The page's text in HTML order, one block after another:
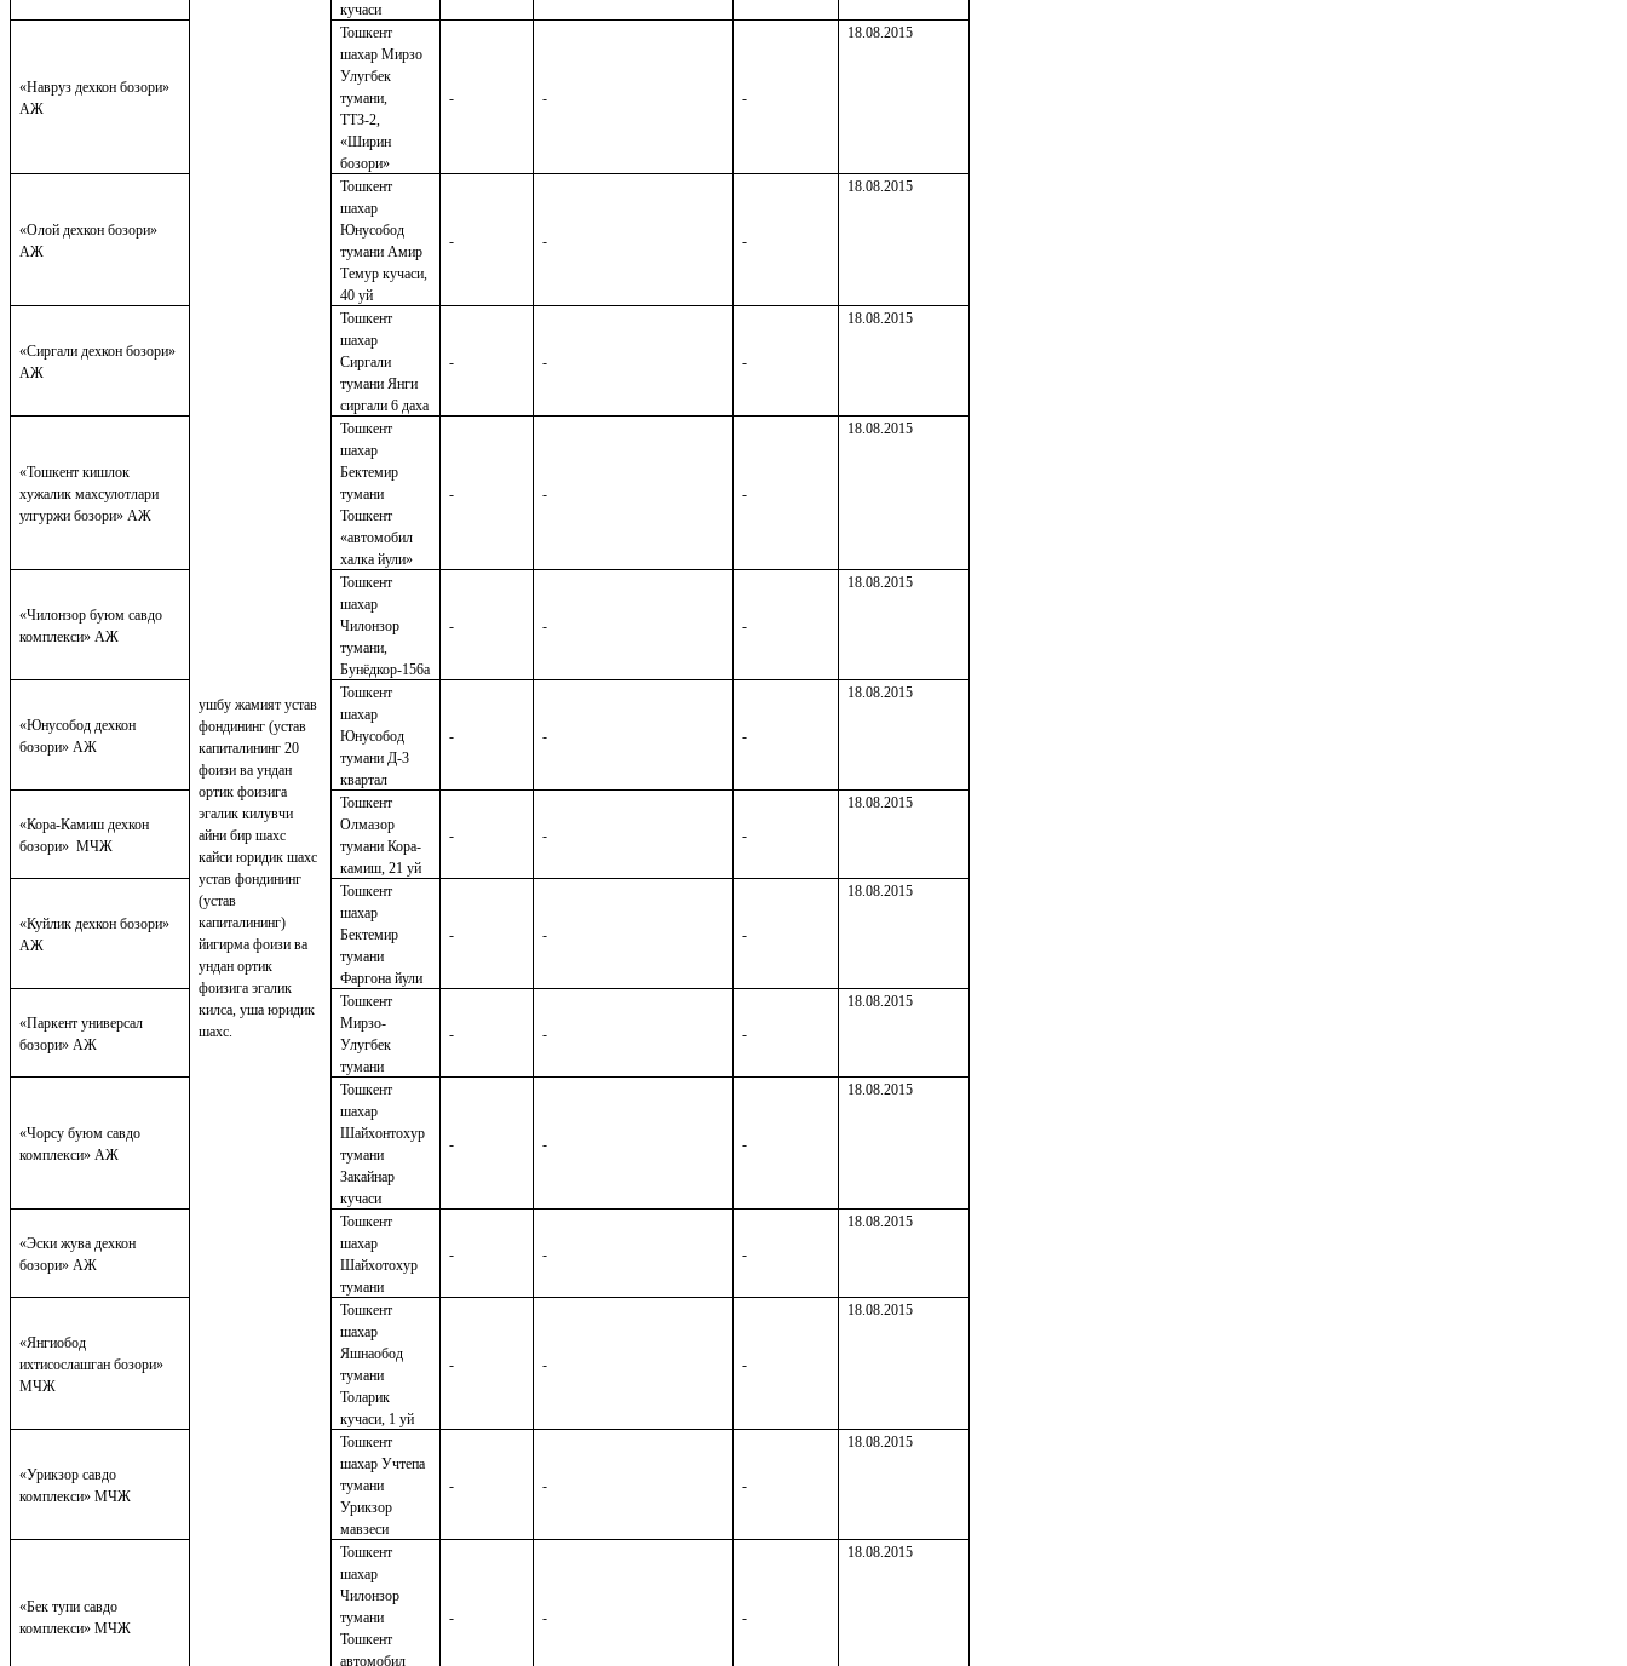
ушбу жамият устав
фондининг (устав
капиталининг 20
фоизи ва ундан
ортик фоизига
эгалик килувчи
айни бир шахс
кайси юридик шахс
устав фондининг
(устав
капиталининг)
йигирма фоизи ва
ундан ортик
фоизига эгалик
килса, уша юридик
шахс.
кучаси
«Навруз дехкон бозори»
АЖ
Тошкент
шахар Мирзо
Улугбек
тумани,
ТТЗ-2,
«Ширин
бозори»
- - -
18.08.2015
«Олой дехкон бозори»
АЖ
Тошкент
шахар
Юнусобод
тумани Амир
Темур кучаси,
40 уй
- - -
18.08.2015
«Сиргали дехкон бозори»
АЖ
Тошкент
шахар
Сиргали
тумани Янги
сиргали 6 даха
- - -
18.08.2015
«Тошкент кишлок
хужалик махсулотлари
улгуржи бозори» АЖ
Тошкент
шахар
Бектемир
тумани
Тошкент
«автомобил
халка йули»
- - -
18.08.2015
«Чилонзор буюм савдо
комплекси» АЖ
Тошкент
шахар
Чилонзор
тумани,
Бунёдкор-156а
- - -
18.08.2015
«Юнусобод дехкон
бозори» АЖ
Тошкент
шахар
Юнусобод
тумани Д-3
квартал
- - -
18.08.2015
«Кора-Камиш дехкон
бозори» МЧЖ
Тошкент
Олмазор
тумани Кора-
камиш, 21 уй
- - -
18.08.2015
«Куйлик дехкон бозори»
АЖ
Тошкент
шахар
Бектемир
тумани
Фаргона йули
- - -
18.08.2015
«Паркент универсал
бозори» АЖ
Тошкент
Мирзо-
Улугбек
тумани
- - -
18.08.2015
«Чорсу буюм савдо
комплекси» АЖ
Тошкент
шахар
Шайхонтохур
тумани
Закайнар
кучаси
- - -
18.08.2015
«Эски жува дехкон
бозори» АЖ
Тошкент
шахар
Шайхотохур
тумани
- - -
18.08.2015
«Янгиобод
ихтисослашган бозори»
МЧЖ
Тошкент
шахар
Яшнаобод
тумани
Толарик
кучаси, 1 уй
- - -
18.08.2015
«Урикзор савдо
комплекси» МЧЖ
Тошкент
шахар Учтепа
тумани
Урикзор
мавзеси
- - -
18.08.2015
«Бек тупи савдо
комплекси» МЧЖ
Тошкент
шахар
Чилонзор
тумани
Тошкент
автомобил
- - -
18.08.2015